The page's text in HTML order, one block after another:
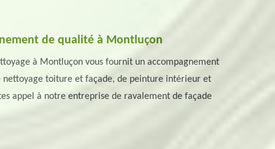
de qualité à Montluçon
à Montluçon vous fournit un accompagnement
nettoyage toiture et façade, de peinture intérieur et
appel à notre entreprise de ravalement de façade